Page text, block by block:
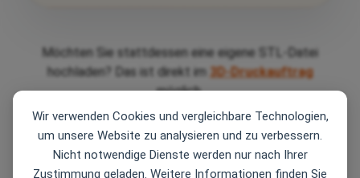
Wir verwenden Cookies und vergleichbare Technologien,
um unsere Website zu analysieren und zu verbessern.
Nicht notwendige Dienste werden nur nach Ihrer
Zustimmung geladen. Weitere Informationen finden Sie
Box Deckel
Passender Deckel für die Box.
Möchten Sie stattdessen eine eigene STL-Datei
hochladen? Das ist direkt im 3D-Druckauftrag
möglich.
<< zurück zum 3D-Druck Service